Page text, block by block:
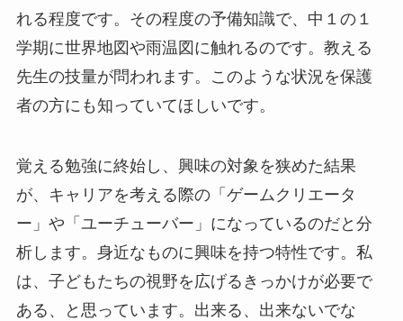
れる程度です。その程度の予備知識で、中１の１
学期に世界地図や雨温図に触れるのです。教える
先生の技量が問われます。このような状況を保護
者の方にも知っていてほしいです。
覚える勉強に終始し、興味の対象を狭めた結果
が、キャリアを考える際の「ゲームクリエータ
ー」や「ユーチューバー」になっているのだと分
析します。身近なものに興味を持つ特性です。私
は、子どもたちの視野を広げるきっかけが必要で
ある、と思っています。出来る、出来ないでな